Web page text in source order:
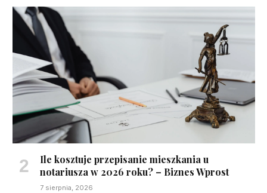
Ile kosztuje przepisanie mieszkania u
notariusza w 2026 roku? – Biznes Wprost
7 sierpnia, 2026